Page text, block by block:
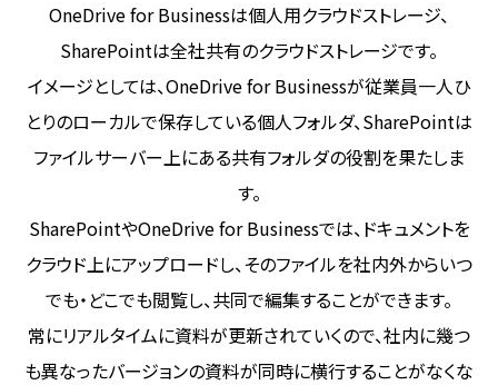
OneDrive for Businessは個人用クラウドストレージ、
SharePointは全社共有のクラウドストレージです。
イメージとしては、OneDrive for Businessが従業員一人ひ
とりのローカルで保存している個人フォルダ、SharePointは
ファイルサーバー上にある共有フォルダの役割を果たしま
す。
SharePointやOneDrive for Businessでは、ドキュメントを
クラウド上にアップロードし、そのファイルを社内外からいつ
でも・どこでも閲覧し、共同で編集することができます。
常にリアルタイムに資料が更新されていくので、社内に幾つ
も異なったバージョンの資料が同時に横行することがなくな